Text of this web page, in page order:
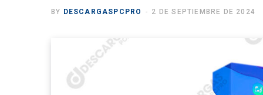
BY DESCARGASPCPRO 2 DE SEPTIEMBRE DE 2024